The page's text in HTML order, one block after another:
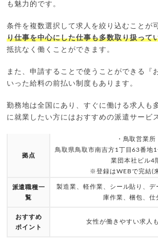
も魅力的です。
条件を複数選択して求人を絞り込むことが
り仕事を中心にした仕事も多数取り扱って
抵抗なく働くことができます。
また、申請することで使うことができる『
いった給料の前払い制度もあります。
勤務地は全国にあり、すぐに働ける求人も
に就業したい方にはおすすめの派遣サービ
拠点
・鳥取営業所
鳥取県鳥取市南吉方1丁目63番
業団本社ビル4
※登録はWEBで完結(
派遣職種一
覧
製造業、軽作業、シール貼り、
庫作業、梱包、仕
おすすめ
ポイント
女性が働きやすい求人